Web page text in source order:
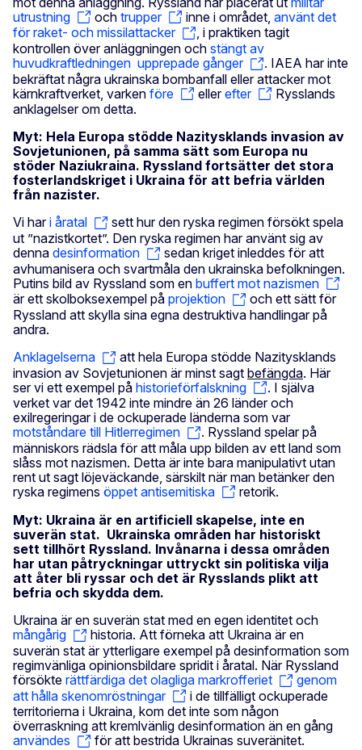
utrustning
och trupper inne i området, använt det
för raket- och missilattacker
, i praktiken tagit
kontrollen över anläggningen och stängt av
huvudkraftledningen upprepade gånger
. IAEA har inte
bekräftat några ukrainska bombanfall eller attacker mot
kärnkraftverket, varken före ellerefter
Rysslands
anklagelser om detta.
Myt: Hela Europa stödde Nazitysklands invasion av
Sovjetunionen, på samma sätt som Europa nu
stöder Naziukraina. Ryssland fortsätter det stora
fosterlandskriget i Ukraina för att befria världen
från nazister.
Vi hari åratal
sett hur den ryska regimen försökt spela
ut ”nazistkortet”. Den ryska regimen har använt sig av
denna desinformation
sedan kriget inleddes för att
avhumanisera och svartmåla den ukrainska befolkningen.
Putins bild av Ryssland som en buffert mot nazismen
är ett skolboksexempel på projektion
och ett sätt för
Ryssland att skylla sina egna destruktiva handlingar på
andra.
Anklagelserna
att hela Europa stödde Nazitysklands
invasion av Sovjetunionen är minst sagt befängda. Här
ser vi ett exempel på historieförfalskning
. I själva
verket var det 1942 inte mindre än 26 länder och
exilregeringar i de ockuperade länderna som var
motståndare till Hitlerregimen
. Ryssland spelar på
människors rädsla för att måla upp bilden av ett land som
slåss mot nazismen. Detta är inte bara manipulativt utan
rent ut sagt löjeväckande, särskilt när man betänker den
ryska regimens öppet antisemitiska
retorik.
Myt: Ukraina är en artificiell skapelse, inte en
suverän stat. Ukrainska områden har historiskt
sett tillhört Ryssland. Invånarna i dessa områden
har utan påtryckningar uttryckt sin politiska vilja
att åter bli ryssar och det är Rysslands plikt att
befria och skydda dem.
Ukraina är en suverän stat med en egen identitet och
mångårig
historia. Att förneka att Ukraina är en
suverän stat är ytterligare exempel på desinformation som
regimvänliga opinionsbildare spridit i åratal. När Ryssland
försökte rättfärdiga det olagliga markrofferiet
genom
att hålla skenomröstningar
i de tillfälligt ockuperade
territorierna i Ukraina, kom det inte som någon
överraskning att kremlvänlig desinformation än en gång
användes
för att bestrida Ukrainas suveränitet.